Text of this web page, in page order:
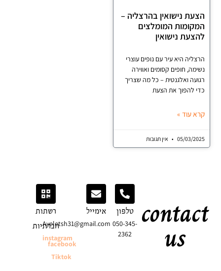
נישואין בהרצליה –
המומלצים
נישואין
היא עיר עם נופים עוצרי
חופים קסומים ואווירה
ואלגנטית – כל מה שצריך
להפוך את הצעת
עוד »
05/03/ אין תגובות
טלפון
050-345-
אימייל
Ayeletsh31@gmail.com
חברתיות
instagram
facebook